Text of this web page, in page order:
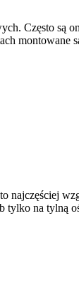
Często są
montowane
tylko na tylną